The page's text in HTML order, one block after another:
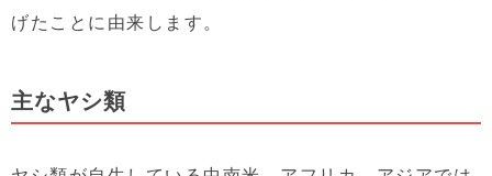
げたことに由来します。
主なヤシ類